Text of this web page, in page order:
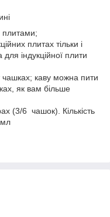
плитами;
плитах тільки і
індукційної плити
чашках; каву можна пити
як вам більше
(3/6 чашок). Кількість